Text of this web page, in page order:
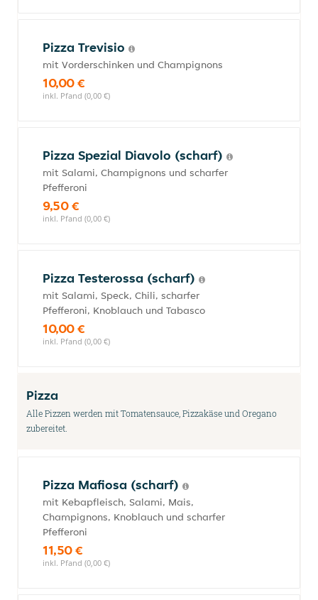
Pizza Trevisio
mit Vorderschinken und Champignons
10,00 €
inkl. Pfand (0,00 €)
Pizza Spezial Diavolo (scharf)
mit Salami, Champignons und scharfer
Pfefferoni
9,50 €
inkl. Pfand (0,00 €)
Pizza Testerossa (scharf)
mit Salami, Speck, Chili, scharfer
Pfefferoni, Knoblauch und Tabasco
10,00 €
inkl. Pfand (0,00 €)
Pizza
Alle Pizzen werden mit Tomatensauce, Pizzakäse und Oregano
zubereitet.
Pizza Mafiosa (scharf)
mit Kebapfleisch, Salami, Mais,
Champignons, Knoblauch und scharfer
Pfefferoni
11,50 €
inkl. Pfand (0,00 €)